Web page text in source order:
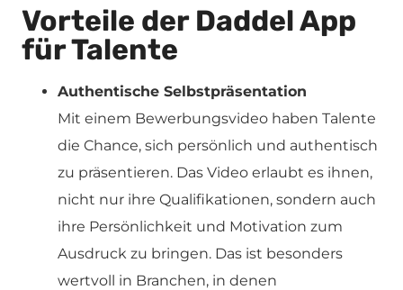
Vorteile der Daddel App
für Talente
Authentische Selbstpräsentation
Mit einem Bewerbungsvideo haben Talente
die Chance, sich persönlich und authentisch
zu präsentieren. Das Video erlaubt es ihnen,
nicht nur ihre Qualifikationen, sondern auch
ihre Persönlichkeit und Motivation zum
Ausdruck zu bringen. Das ist besonders
wertvoll in Branchen, in denen